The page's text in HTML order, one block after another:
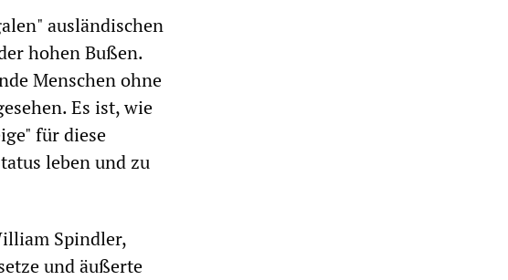
ausländischen
hohen Bußen.
Menschen ohne
Es ist, wie
für diese
leben und zu
Spindler,
und äußerte